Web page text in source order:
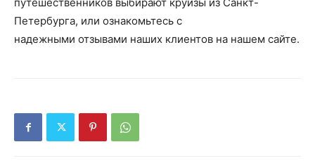
Петербурга, или ознакомьтесь с
надежными отзывами наших клиентов на нашем сайте.